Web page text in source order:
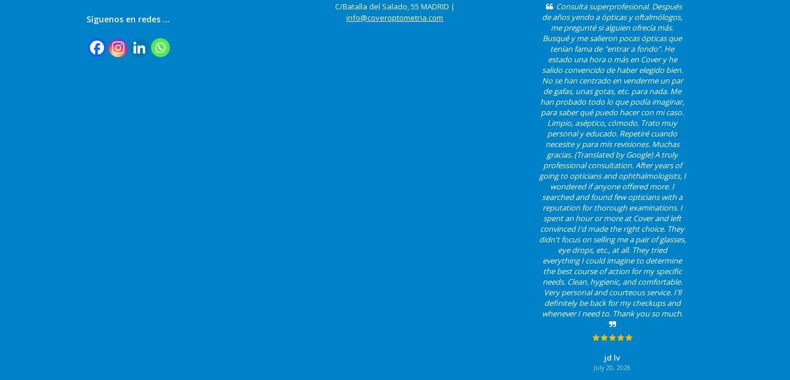
Síguenos en redes …
C/Batalla del Salado, 55 MADRID |
info@coveroptometria.com
Consulta superprofesional. Después
de años yendo a ópticas y oftalmólogos,
me pregunté si alguien ofrecía más.
Busqué y me salieron pocas ópticas que
tenían fama de "entrar a fondo". He
estado una hora o más en Cover y he
salido convencido de haber elegido bien.
No se han centrado en venderme un par
de gafas, unas gotas, etc. para nada. Me
han probado todo lo que podía imaginar,
para saber qué puedo hacer con mi caso.
Limpio, aséptico, cómodo. Trato muy
personal y educado. Repetiré cuando
necesite y para mis revisiones. Muchas
gracias. (Translated by Google) A truly
professional consultation. After years of
going to opticians and ophthalmologists, I
wondered if anyone offered more. I
searched and found few opticians with a
reputation for thorough examinations. I
spent an hour or more at Cover and left
convinced I'd made the right choice. They
didn't focus on selling me a pair of glasses,
eye drops, etc., at all. They tried
everything I could imagine to determine
the best course of action for my specific
needs. Clean, hygienic, and comfortable.
Very personal and courteous service. I'll
definitely be back for my checkups and
whenever I need to. Thank you so much.
jd lv
July 20, 2026